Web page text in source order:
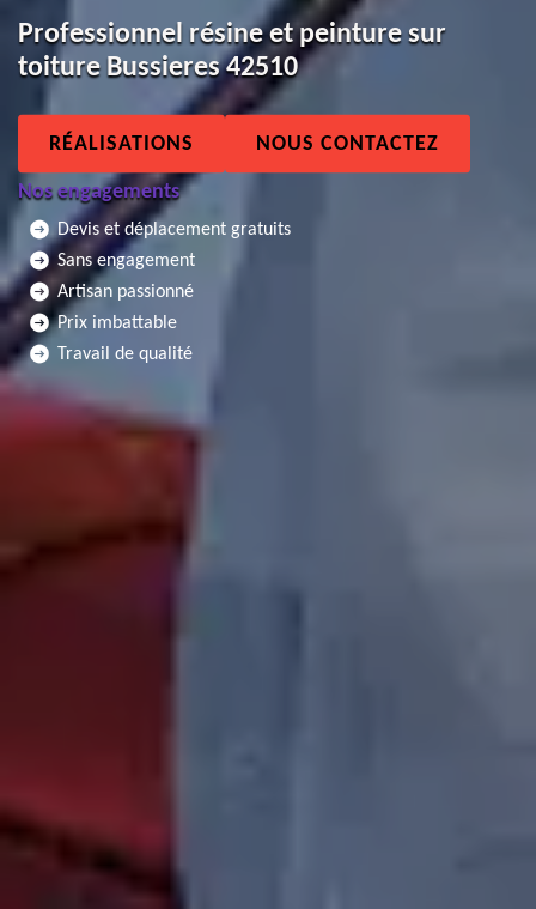
Professionnel résine et peinture sur
toiture Bussieres 42510
RÉALISATIONS NOUS CONTACTEZ
Nos engagements
Devis et déplacement gratuits
Sans engagement
Artisan passionné
Prix imbattable
Travail de qualité